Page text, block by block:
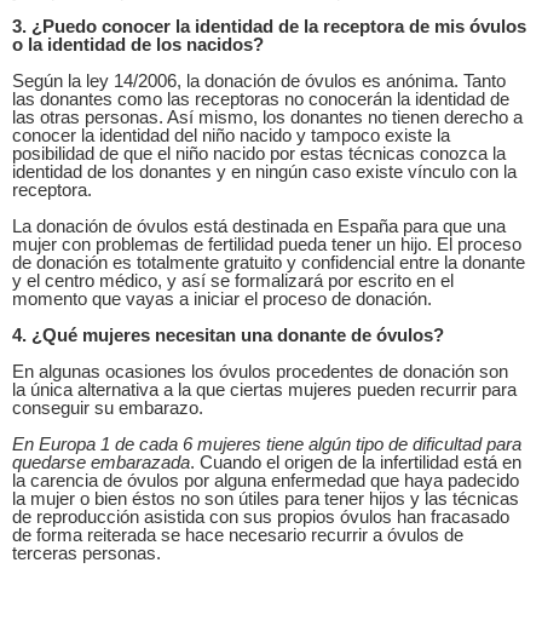
3. ¿Puedo conocer la identidad de la receptora de mis óvulos
o la identidad de los nacidos?
Según la ley 14/2006, la donación de óvulos es anónima. Tanto
las donantes como las receptoras no conocerán la identidad de
las otras personas. Así mismo, los donantes no tienen derecho a
conocer la identidad del niño nacido y tampoco existe la
posibilidad de que el niño nacido por estas técnicas conozca la
identidad de los donantes y en ningún caso existe vínculo con la
receptora.
La donación de óvulos está destinada en España para que una
mujer con problemas de fertilidad pueda tener un hijo. El proceso
de donación es totalmente gratuito y confidencial entre la donante
y el centro médico, y así se formalizará por escrito en el
momento que vayas a iniciar el proceso de donación.
4. ¿Qué mujeres necesitan una donante de óvulos?
En algunas ocasiones los óvulos procedentes de donación son
la única alternativa a la que ciertas mujeres pueden recurrir para
conseguir su embarazo.
En Europa 1 de cada 6 mujeres tiene algún tipo de dificultad para
quedarse embarazada. Cuando el origen de la infertilidad está en
la carencia de óvulos por alguna enfermedad que haya padecido
la mujer o bien éstos no son útiles para tener hijos y las técnicas
de reproducción asistida con sus propios óvulos han fracasado
de forma reiterada se hace necesario recurrir a óvulos de
terceras personas.